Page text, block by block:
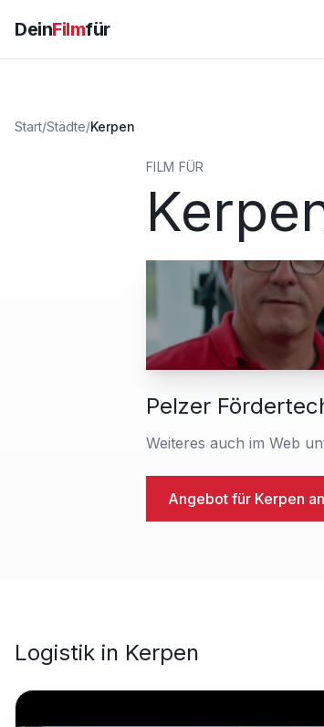
DeinFilmfür
Start/Städte/Kerpen
FILM FÜR
Pelzer
Weiteres auch im Web
Angebot für Kerpen
Logistik in Kerpen